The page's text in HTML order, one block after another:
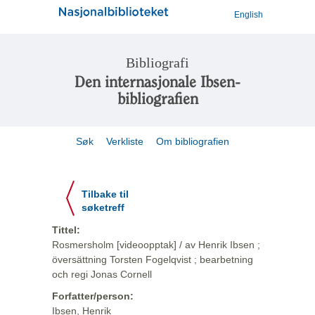
English
Bibliografi
Den internasjonale Ibsen-
bibliografien
Søk Verkliste Om bibliografien
Tilbake til
søketreff
Tittel:
Rosmersholm [videoopptak] / av Henrik Ibsen ;
översättning Torsten Fogelqvist ; bearbetning
och regi Jonas Cornell
Forfatter/person:
Ibsen, Henrik